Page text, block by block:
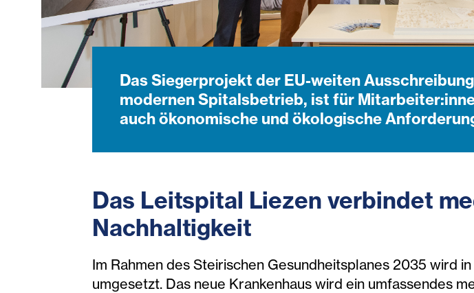
Das Siegerprojekt der EU-weiten
modernen Spitalsbetrieb, ist für
auch ökonomische und ökologische
Das Leitspital Liezen verbindet
Nachhaltigkeit
Im Rahmen des Steirischen Gesundheitsplanes 2035 wird
umgesetzt. Das neue Krankenhaus wird ein umfassendes